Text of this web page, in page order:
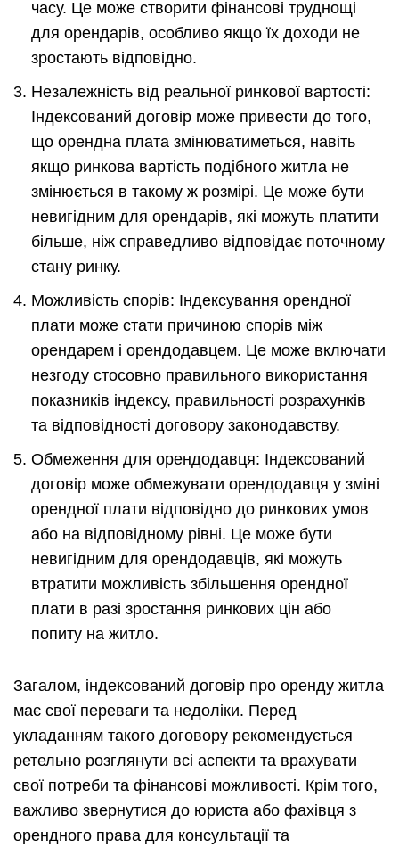
часу. Це може створити фінансові труднощі
для орендарів, особливо якщо їх доходи не
зростають відповідно.
Незалежність від реальної ринкової вартості:
Індексований договір може привести до того,
що орендна плата змінюватиметься, навіть
якщо ринкова вартість подібного житла не
змінюється в такому ж розмірі. Це може бути
невигідним для орендарів, які можуть платити
більше, ніж справедливо відповідає поточному
стану ринку.
Можливість спорів: Індексування орендної
плати може стати причиною спорів між
орендарем і орендодавцем. Це може включати
незгоду стосовно правильного використання
показників індексу, правильності розрахунків
та відповідності договору законодавству.
Обмеження для орендодавця: Індексований
договір може обмежувати орендодавця у зміні
орендної плати відповідно до ринкових умов
або на відповідному рівні. Це може бути
невигідним для орендодавців, які можуть
втратити можливість збільшення орендної
плати в разі зростання ринкових цін або
попиту на житло.
Загалом, індексований договір про оренду житла
має свої переваги та недоліки. Перед
укладанням такого договору рекомендується
ретельно розглянути всі аспекти та врахувати
свої потреби та фінансові можливості. Крім того,
важливо звернутися до юриста або фахівця з
орендного права для консультації та